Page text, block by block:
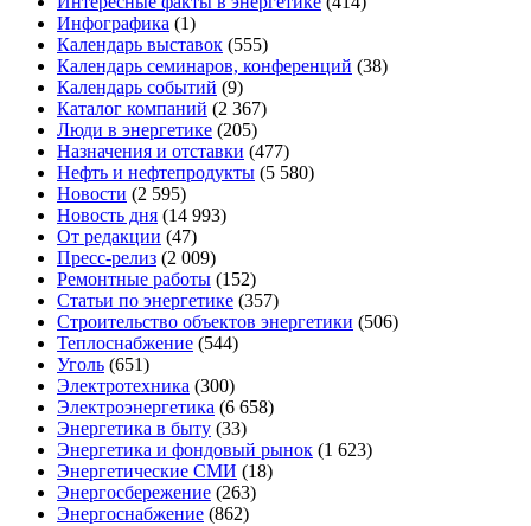
Инфографика (1)
Календарь выставок (555)
Календарь семинаров, конференций (38)
Календарь событий (9)
Каталог компаний (2 367)
Люди в энергетике (205)
Назначения и отставки (477)
Нефть и нефтепродукты (5 580)
Новости (2 595)
Новость дня (14 993)
От редакции (47)
Пресс-релиз (2 009)
Ремонтные работы (152)
Статьи по энергетике (357)
Строительство объектов энергетики (506)
Теплоснабжение (544)
Уголь (651)
Электротехника (300)
Электроэнергетика (6 658)
Энергетика в быту (33)
Энергетика и фондовый рынок (1 623)
Энергетические СМИ (18)
Энергосбережение (263)
Энергоснабжение (862)